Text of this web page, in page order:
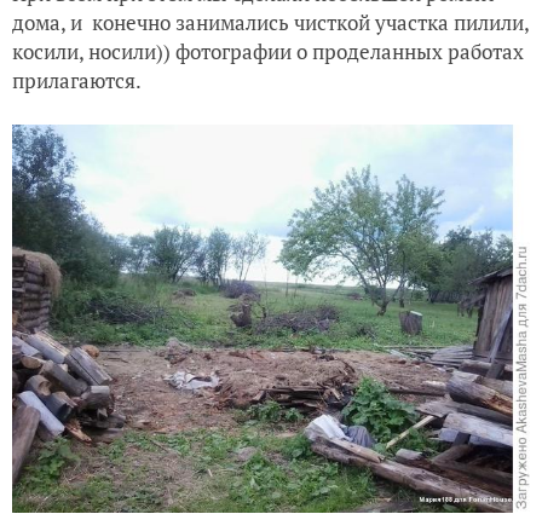
дома, и конечно занимались чисткой участка пилили,
косили, носили)) фотографии о проделанных работах
прилагаются.